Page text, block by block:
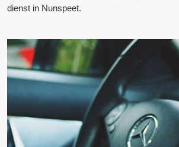
dienst in Nunspeet.